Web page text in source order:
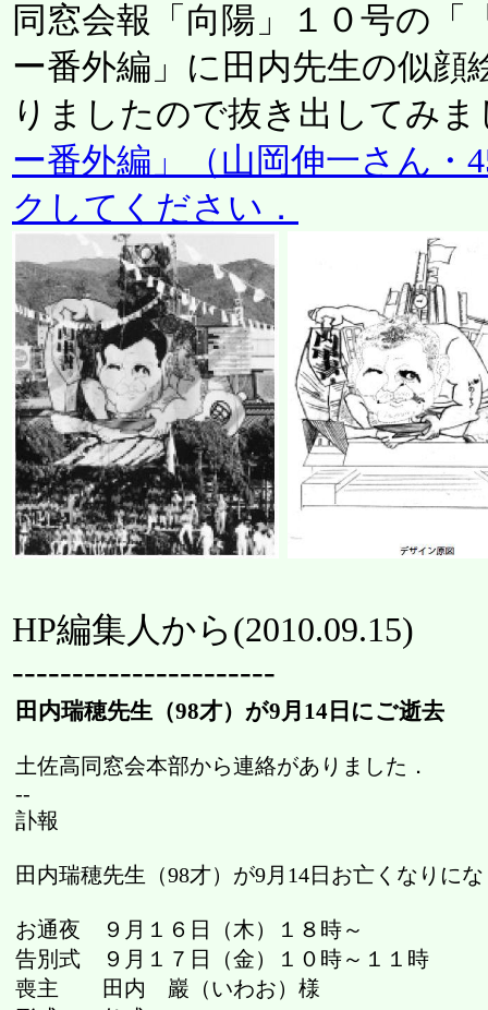
同窓会報「向陽」１０号の
ー番外編」に田内先生の似顔
りましたので抜き出してみま
ー番外編」（山岡伸一さん・
クしてください．
HP編集人から(2010.09.15)
----------------------
田内瑞穂先生（98才）が9月14日にご逝去
土佐高同窓会本部から連絡がありました．
--
訃報
田内瑞穂先生（98才）が9月14日お亡くなりに
お通夜 ９月１６日（木）１８時～
告別式 ９月１７日（金）１０時～１１時
喪主 田内 巖（いわお）様